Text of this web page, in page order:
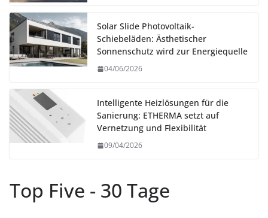
Solar Slide Photovoltaik-
Schiebeläden: Ästhetischer
Sonnenschutz wird zur Energiequelle
04/06/2026
Intelligente Heizlösungen für die
Sanierung: ETHERMA setzt auf
Vernetzung und Flexibilität
09/04/2026
Top Five - 30 Tage